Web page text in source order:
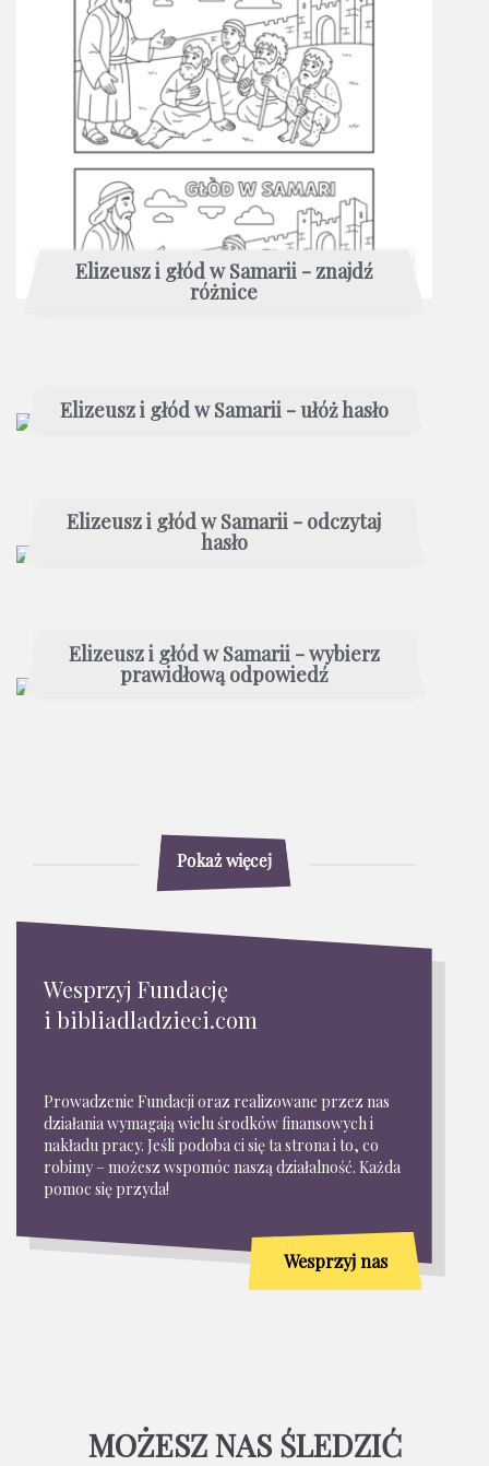
Elizeusz i głód w Samarii - znajdź
różnice
Elizeusz i głód w Samarii - ułóż hasło
Elizeusz i głód w Samarii - odczytaj
hasło
Elizeusz i głód w Samarii - wybierz
prawidłową odpowiedź
Pokaż więcej
Wesprzyj Fundację
i bibliadladzieci.com
Prowadzenie Fundacji oraz realizowane przez nas
działania wymagają wielu środków finansowych i
nakładu pracy. Jeśli podoba ci się ta strona i to, co
robimy – możesz wspomóc naszą działalność. Każda
pomoc się przyda!
Wesprzyj nas
MOŻESZ NAS ŚLEDZIĆ